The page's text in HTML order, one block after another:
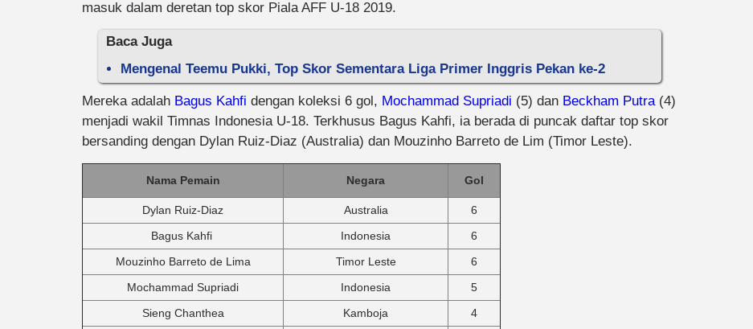
masuk dalam deretan top skor Piala AFF U-18 2019.
Baca Juga
Mengenal Teemu Pukki, Top Skor Sementara Liga Primer Inggris Pekan ke-2
Mereka adalah Bagus Kahfi dengan koleksi 6 gol, Mochammad Supriadi (5) dan Beckham Putra(4)
menjadi wakil Timnas Indonesia U-18. Terkhusus Bagus Kahfi, ia berada di puncak daftar top skor
bersanding dengan Dylan Ruiz-Diaz (Australia) dan Mouzinho Barreto de Lim (Timor Leste).
Nama Pemain Negara Gol
Dylan Ruiz-Diaz Australia
6
Bagus Kahfi
Indonesia
6
Mouzinho Barreto de Lima
Timor Leste
6
Mochammad Supriadi
Indonesia
5
Sieng Chanthea
Kamboja
4